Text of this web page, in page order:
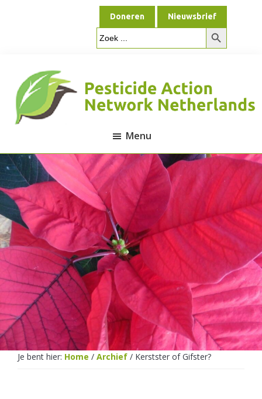
Doneren Nieuwsbrief
Zoek
naar:
Zoekknop
Pesticide
Action
Network
Netherlands
Menu
Je bent hier: Home / Archief / Kerstster of Gifster?